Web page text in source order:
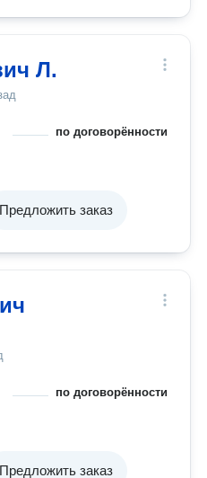
Л.
по договорённости
Предложить заказ
по договорённости
Предложить заказ